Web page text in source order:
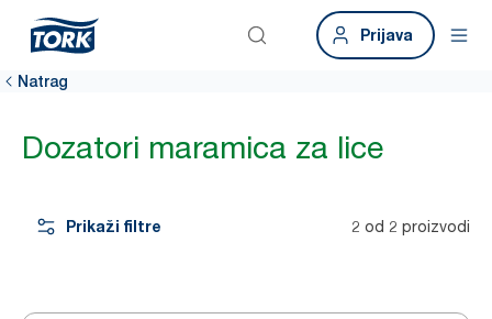
Prijava
Natrag
Dozatori maramica za lice
Prikaži filtre 2 od 2 proizvodi